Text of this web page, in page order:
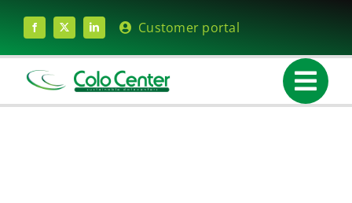
content
Customer portal